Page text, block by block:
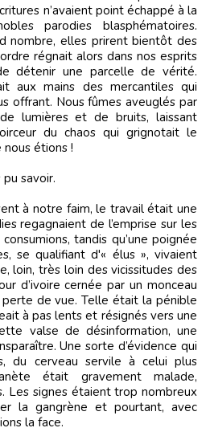
n’avaient point échappé à la
parodies blasphématoires.
nombre, elles prirent bientôt des
régnait alors dans nos esprits
détenir une parcelle de vérité.
aux mains des mercantiles qui
offrant. Nous fûmes aveuglés par
lumières et de bruits, laissant
du chaos qui grignotait le
étions !
savoir.
à notre faim, le travail était une
regagnaient de l’emprise sur les
tandis qu’une poignée
se qualifiant d'« élus », vivaient
loin, très loin des vicissitudes des
d’ivoire cernée par un monceau
perte de vue. Telle était la pénible
à pas lents et résignés vers une
valse de désinformation, une
Une sorte d’évidence qui
du cerveau servile à celui plus
était gravement malade,
Les signes étaient trop nombreux
la gangrène et pourtant, avec
la face.